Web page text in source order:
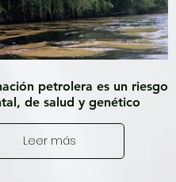
petrolera es un riesgo
de salud y genético
Leer más